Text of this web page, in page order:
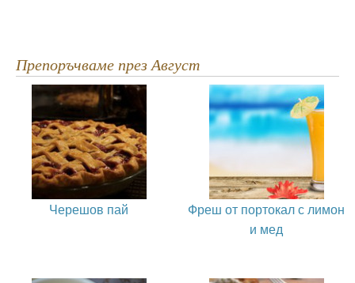
Препоръчваме през Август
Черешов пай
Фреш от портокал с лимон
и мед